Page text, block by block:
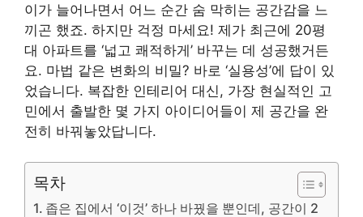
이가 늘어나면서 어느 순간 숨 막히는 공간감을 느
끼곤 했죠. 하지만 걱정 마세요! 제가 최근에 20평
대 아파트를 ‘넓고 쾌적하게’ 바꾸는 데 성공했거든
요. 마법 같은 변화의 비밀? 바로 ‘실용성’에 답이 있
었습니다. 복잡한 인테리어 대신, 가장 현실적인 고
민에서 출발한 몇 가지 아이디어들이 제 공간을 완
전히 바꿔놓았답니다.
목차
좁은 집에서 ‘이것’ 하나 바꿨을 뿐인데, 공간이 2